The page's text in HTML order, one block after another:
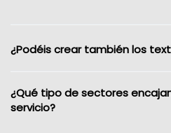
¿Podéis crear también los
¿Qué tipo de sectores
servicio?